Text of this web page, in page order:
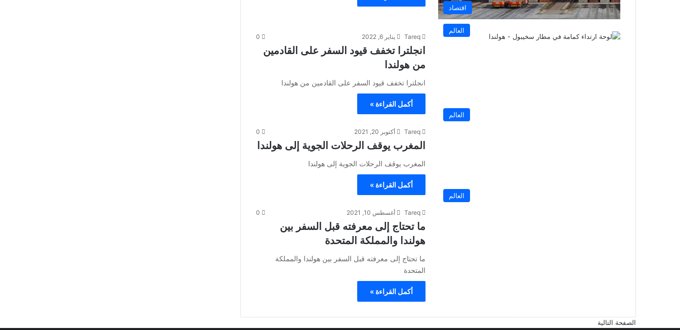
اقتصاد
العالم
Tareq يناير 6, 2022 0
انجلترا تخفف قيود السفر على القادمين
من هولندا
انجلترا تخفف قيود السفر على القادمين من هولندا
أكمل القراءة »
العالم
Tareq أكتوبر 20, 2021 0
المغرب يوقف الرحلات الجوية إلى هولندا
المغرب يوقف الرحلات الجوية إلى هولندا
أكمل القراءة »
العالم
Tareq أغسطس 10, 2021 0
ما تحتاج إلى معرفته قبل السفر بين
هولندا والمملكة المتحدة
ما تحتاج إلى معرفته قبل السفر بين هولندا والمملكة
المتحدة
أكمل القراءة »
الصفحة التالية